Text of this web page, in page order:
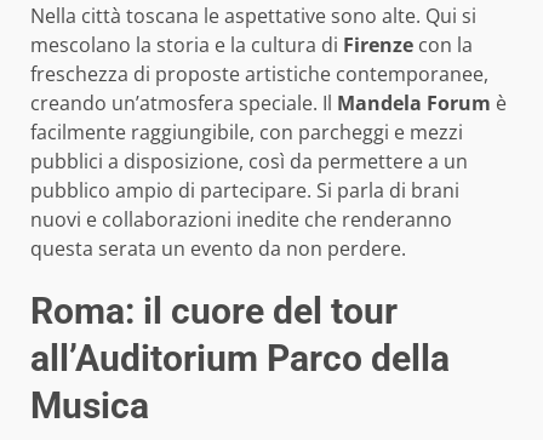
Nella città toscana le aspettative sono alte. Qui si
mescolano la storia e la cultura di Firenze con la
freschezza di proposte artistiche contemporanee,
creando un’atmosfera speciale. Il Mandela Forum è
facilmente raggiungibile, con parcheggi e mezzi
pubblici a disposizione, così da permettere a un
pubblico ampio di partecipare. Si parla di brani
nuovi e collaborazioni inedite che renderanno
questa serata un evento da non perdere.
Roma: il cuore del tour
all’Auditorium Parco della
Musica